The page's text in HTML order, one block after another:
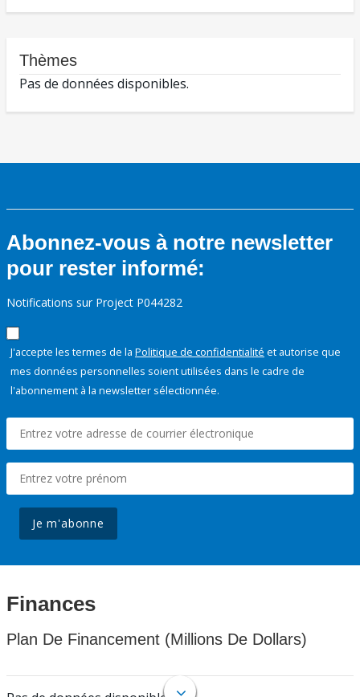
Thèmes
Pas de données disponibles.
Abonnez-vous à notre newsletter
pour rester informé:
Notifications sur Project P044282
J'accepte les termes de la Politique de confidentialité et autorise que
mes données personnelles soient utilisées dans le cadre de
l'abonnement à la newsletter sélectionnée.
Je m'abonne
Finances
Plan De Financement (Millions De Dollars)